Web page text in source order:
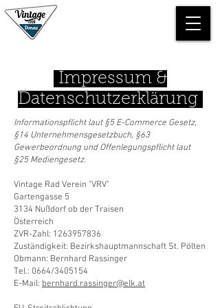
Impressum &
Datenschutzerklärung
Informationspflicht laut §5 E-Commerce Gesetz,
§14 Unternehmensgesetzbuch, §63
Gewerbeordnung und Offenlegungspflicht laut
§25 Mediengesetz.
Vintage Rad Verein "VRV"
Gartengasse 5
3134 Nußdorf ob der Traisen
Österreich
ZVR-Zahl: 1263957836
Zuständigkeit: Bezirkshauptmannschaft St. Pölten
Obmann: Bernhard Rassinger
Tel.: 0664/3405154
E-Mail: bernhard.rassinger@elk.at